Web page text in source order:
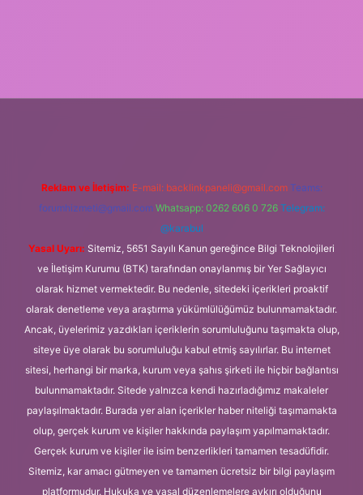
Reklam ve İletişim: E-mail: backlinkpaneli@gmail.com Teams:
forumhizmeti@gmail.com Whatsapp: 0262 606 0 726 Telegram:
@karabul
Yasal Uyarı: Sitemiz, 5651 Sayılı Kanun gereğince Bilgi Teknolojileri
ve İletişim Kurumu (BTK) tarafından onaylanmış bir Yer Sağlayıcı
olarak hizmet vermektedir. Bu nedenle, sitedeki içerikleri proaktif
olarak denetleme veya araştırma yükümlülüğümüz bulunmamaktadır.
Ancak, üyelerimiz yazdıkları içeriklerin sorumluluğunu taşımakta olup,
siteye üye olarak bu sorumluluğu kabul etmiş sayılırlar. Bu internet
sitesi, herhangi bir marka, kurum veya şahıs şirketi ile hiçbir bağlantısı
bulunmamaktadır. Sitede yalnızca kendi hazırladığımız makaleler
paylaşılmaktadır. Burada yer alan içerikler haber niteliği taşımamakta
olup, gerçek kurum ve kişiler hakkında paylaşım yapılmamaktadır.
Gerçek kurum ve kişiler ile isim benzerlikleri tamamen tesadüfidir.
Sitemiz, kar amacı gütmeyen ve tamamen ücretsiz bir bilgi paylaşım
platformudur. Hukuka ve yasal düzenlemelere aykırı olduğunu